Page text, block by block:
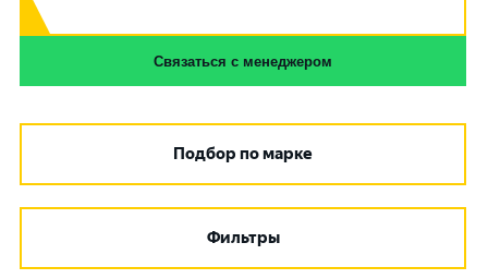
Связаться с менеджером
Подбор по марке
Фильтры